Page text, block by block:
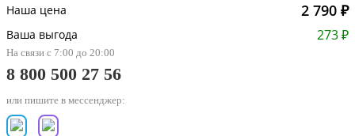
Наша цена 2 790 ₽
Ваша выгода 273 ₽
На связи с 7:00 до 20:00
8 800 500 27 56
или пишите в мессенджер: